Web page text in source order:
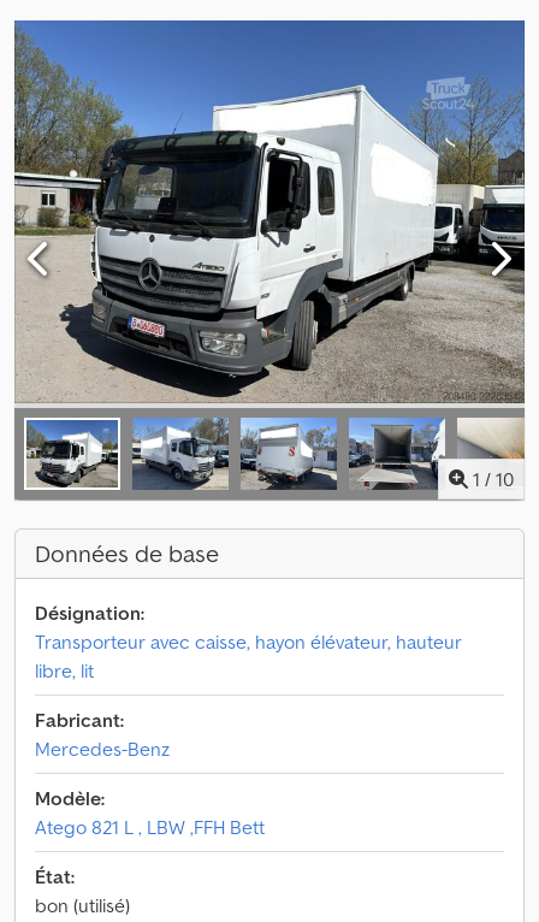
1 / 10
Données de base
Désignation:
Transporteur avec caisse, hayon élévateur, hauteur
libre, lit
Fabricant:
Mercedes-Benz
Modèle:
Atego 821 L , LBW ,FFH Bett
État:
bon (utilisé)